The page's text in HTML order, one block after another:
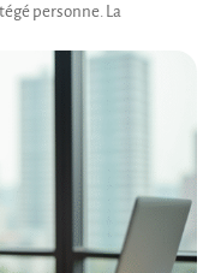
personne. La